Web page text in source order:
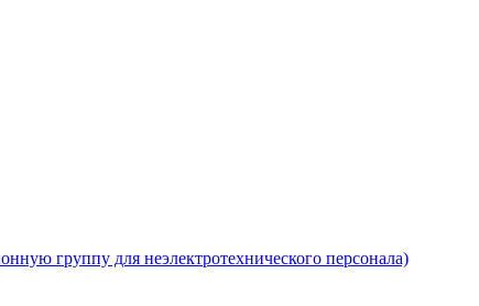
группу для неэлектротехнического персонала)